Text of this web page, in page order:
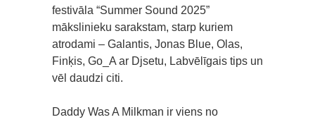
festivāla “Summer Sound 2025”
mākslinieku sarakstam, starp kuriem
atrodami – Galantis, Jonas Blue, Olas,
Finķis, Go_A ar Djsetu, Labvēlīgais tips un
vēl daudzi citi.
Daddy Was A Milkman ir viens no